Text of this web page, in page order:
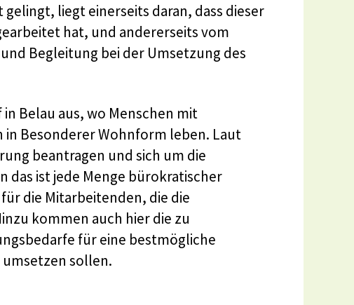
gelingt, liegt einerseits daran, dass dieser
hat, und andererseits vom
Begleitung bei der Umsetzung des
Belau aus, wo Menschen mit
Besonderer Wohnform leben. Laut
beantragen und sich um die
das ist jede Menge bürokratischer
die Mitarbeitenden, die die
kommen auch hier die zu
für eine bestmögliche
umsetzen sollen.